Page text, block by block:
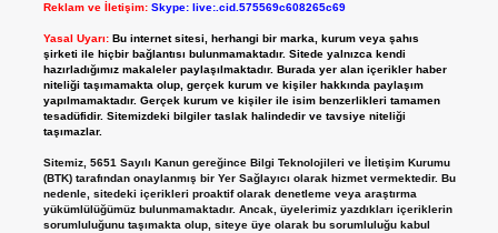
Reklam ve İletişim: Skype: live:.cid.575569c608265c69
Yasal Uyarı: Bu internet sitesi, herhangi bir marka, kurum veya şahıs
şirketi ile hiçbir bağlantısı bulunmamaktadır. Sitede yalnızca kendi
hazırladığımız makaleler paylaşılmaktadır. Burada yer alan içerikler haber
niteliği taşımamakta olup, gerçek kurum ve kişiler hakkında paylaşım
yapılmamaktadır. Gerçek kurum ve kişiler ile isim benzerlikleri tamamen
tesadüfidir. Sitemizdeki bilgiler taslak halindedir ve tavsiye niteliği
taşımazlar.
Sitemiz, 5651 Sayılı Kanun gereğince Bilgi Teknolojileri ve İletişim Kurumu
(BTK) tarafından onaylanmış bir Yer Sağlayıcı olarak hizmet vermektedir. Bu
nedenle, sitedeki içerikleri proaktif olarak denetleme veya araştırma
yükümlülüğümüz bulunmamaktadır. Ancak, üyelerimiz yazdıkları içeriklerin
sorumluluğunu taşımakta olup, siteye üye olarak bu sorumluluğu kabul